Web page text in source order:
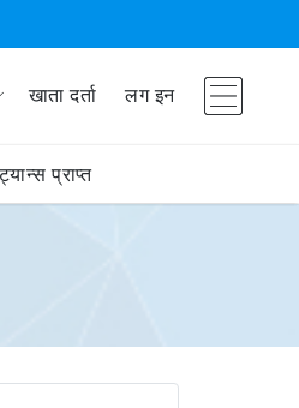
खाता दर्ता लग इन
प्राप्त